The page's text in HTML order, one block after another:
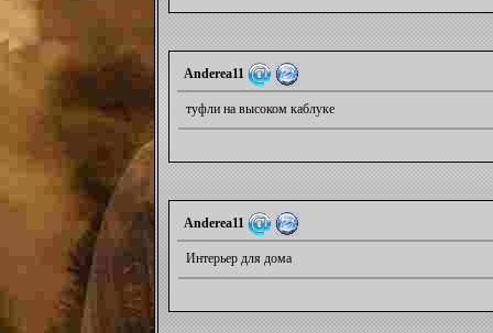
Anderea11
туфли на высоком каблуке
Anderea11
Интерьер для дома